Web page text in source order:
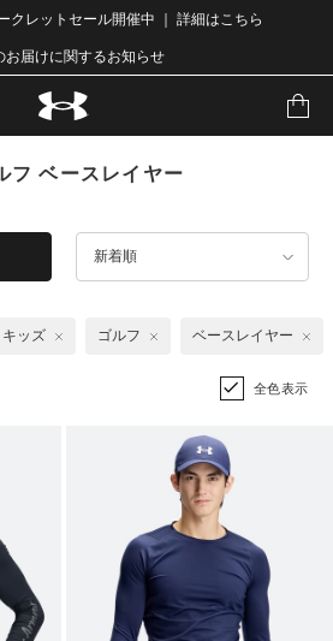
クレットセール開催中 ｜ 詳細はこちら
お届けに関するお知らせ
フ ベースレイヤー
新着順
キッズ ゴルフ ベースレイヤー
全色表示